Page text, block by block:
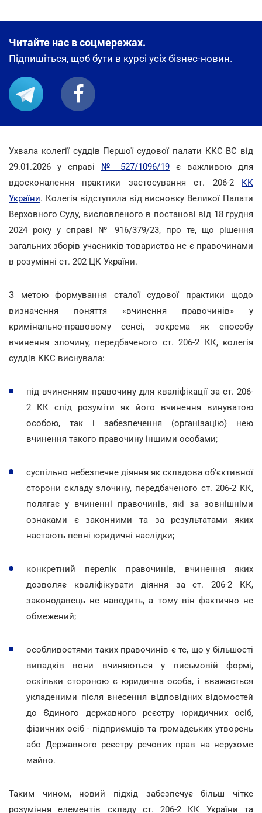
Читайте нас в соцмережах.
Підпишіться, щоб бути в курсі усіх бізнес-новин.
Ухвала колегії суддів Першої судової палати ККС ВС від
29.01.2026 у справі № 527/1096/19 є важливою для
вдосконалення практики застосування ст. 206-2 КК
України. Колегія відступила від висновку Великої Палати
Верховного Суду, висловленого в постанові від 18 грудня
2024 року у справі № 916/379/23, про те, що рішення
загальних зборів учасників товариства не є правочинами
в розумінні ст. 202 ЦК України.
З метою формування сталої судової практики щодо
визначення поняття «вчинення правочинів» у
кримінально-правовому сенсі, зокрема як способу
вчинення злочину, передбаченого ст. 206-2 КК, колегія
суддів ККС виснувала:
під вчиненням правочину для кваліфікації за ст. 206-
2 КК слід розуміти як його вчинення винуватою
особою, так і забезпечення (організацію) нею
вчинення такого правочину іншими особами;
суспільно небезпечне діяння як складова об'єктивної
сторони складу злочину, передбаченого ст. 206-2 КК,
полягає у вчиненні правочинів, які за зовнішніми
ознаками є законними та за результатами яких
настають певні юридичні наслідки;
конкретний перелік правочинів, вчинення яких
дозволяє кваліфікувати діяння за ст. 206-2 КК,
законодавець не наводить, а тому він фактично не
обмежений;
особливостями таких правочинів є те, що у більшості
випадків вони вчиняються у письмовій формі,
оскільки стороною є юридична особа, і вважається
укладеними після внесення відповідних відомостей
до Єдиного державного реєстру юридичних осіб,
фізичних осіб - підприємців та громадських утворень
або Державного реєстру речових прав на нерухоме
майно.
Таким чином, новий підхід забезпечує більш чітке
розуміння елементів складу ст. 206-2 КК України та